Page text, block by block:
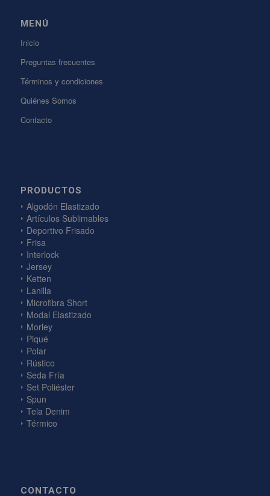
MENÚ
Inicio
Preguntas frecuentes
Términos y condiciones
Quiénes Somos
Contacto
PRODUCTOS
Algodón Elastizado
Artículos Sublimables
Deportivo Frisado
Frisa
Interlock
Jersey
Ketten
Lanilla
Microfibra Short
Modal Elastizado
Morley
Piqué
Polar
Rústico
Seda Fría
Set Poliéster
Spun
Tela Denim
Térmico
CONTACTO